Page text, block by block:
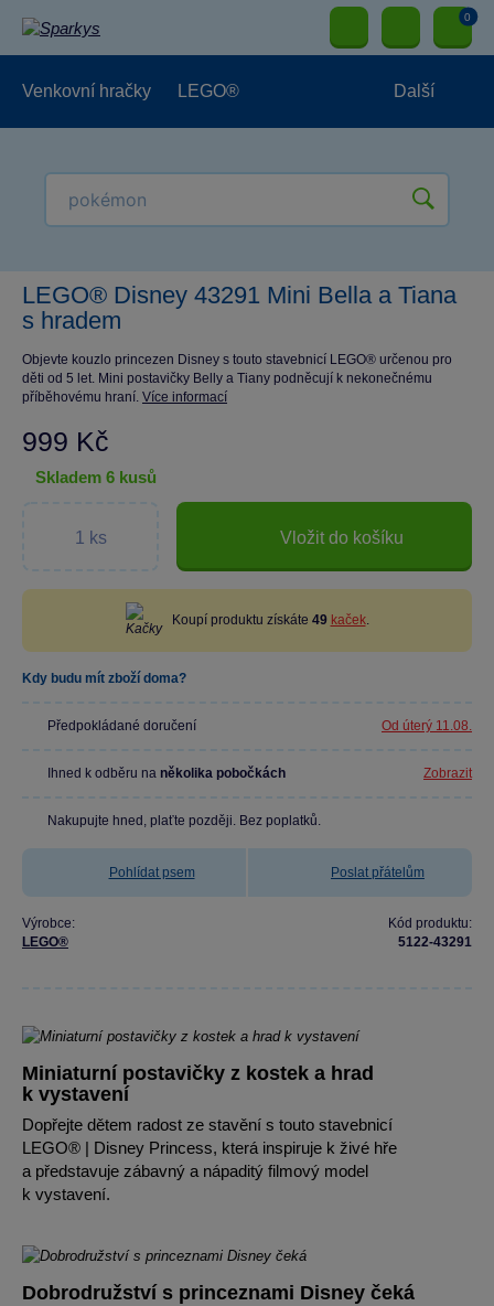
0
Venkovní hračky LEGO® Další
LEGO® Disney 43291 Mini Bella a Tiana
s hradem
Objevte kouzlo princezen Disney s touto stavebnicí LEGO® určenou pro
děti od 5 let. Mini postavičky Belly a Tiany podněcují k nekonečnému
příběhovému hraní. Více informací
999 Kč
skladem 6 kusů
Vložit do košíku
Koupí produktu získáte 49 kaček.
Kdy budu mít zboží doma?
Předpokládané doručení Od úterý 11.08.
Ihned k odběru na několika pobočkách Zobrazit
Nakupujte hned, plaťte později. Bez poplatků.
Pohlídat psem Poslat přátelům
Výrobce:
LEGO®
Kód produktu:
5122-43291
Miniaturní postavičky z kostek a hrad
k vystavení
Dopřejte dětem radost ze stavění s touto stavebnicí
LEGO® | Disney Princess, která inspiruje k živé hře
a představuje zábavný a nápaditý filmový model
k vystavení.
Dobrodružství s princeznami Disney čeká